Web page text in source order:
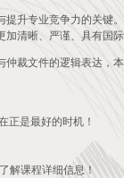
升专业竞争力的关键
清晰、严谨、具有国际
裁文件的逻辑表达，
正是最好的时机！
解课程详细信息！